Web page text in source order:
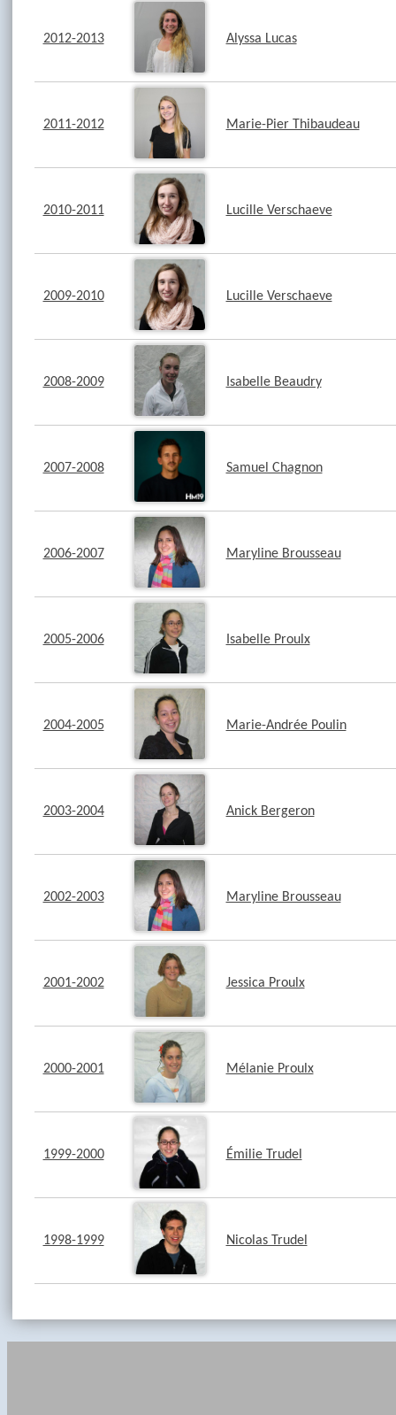
2012-2013 Alyssa Lucas
2011-2012 Marie-Pier Thibaudeau
2010-2011 Lucille Verschaeve
2009-2010 Lucille Verschaeve
2008-2009 Isabelle Beaudry
2007-2008 Samuel Chagnon
2006-2007 Maryline Brousseau
2005-2006 Isabelle Proulx
2004-2005 Marie-Andrée Poulin
2003-2004 Anick Bergeron
2002-2003 Maryline Brousseau
2001-2002 Jessica Proulx
2000-2001 Mélanie Proulx
1999-2000 Émilie Trudel
1998-1999 Nicolas Trudel